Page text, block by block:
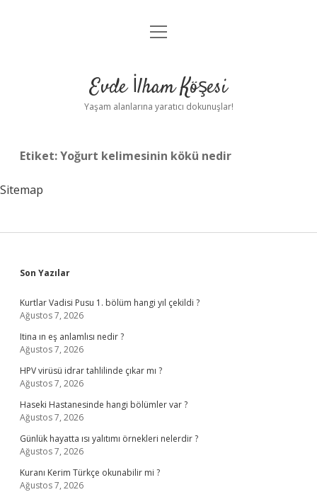
Anasayfa
Yasal Uyarı
menüyü
Evde İlham Köşesi
Yaşam alanlarına yaratıcı dokunuşlar!
Etiket:Yoğurt kelimesinin kökü nedir
Sitemap
Sidebar
Son Yazılar
Kurtlar Vadisi Pusu 1. bölüm hangi yıl çekildi ?
Ağustos 7, 2026
Itina ın eş anlamlısı nedir ?
Ağustos 7, 2026
HPV virüsü idrar tahlilinde çıkar mı ?
Ağustos 7, 2026
Haseki Hastanesinde hangi bölümler var ?
Ağustos 7, 2026
Günlük hayatta ısı yalıtımı örnekleri nelerdir ?
Ağustos 7, 2026
Kuranı Kerim Türkçe okunabilir mi ?
Ağustos 7, 2026